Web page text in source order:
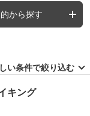
から探す
い条件で絞り込む
キング